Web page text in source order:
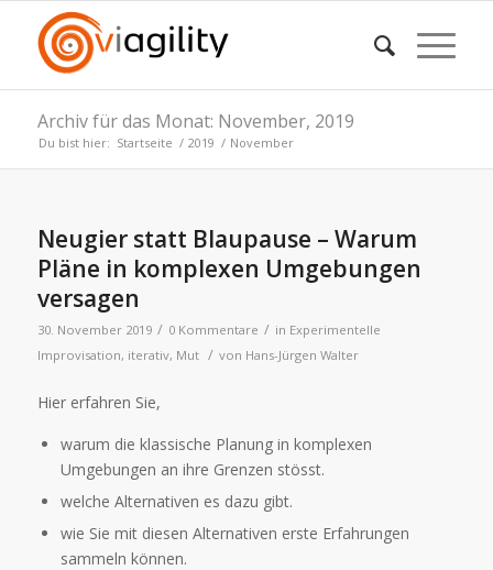
Archiv für das Monat: November, 2019
Du bist hier: Startseite / 2019 / November
Neugier statt Blaupause – Warum
Pläne in komplexen Umgebungen
versagen
30. November 2019 / 0 Kommentare / in Experimentelle
Improvisation, iterativ, Mut / von Hans-Jürgen Walter
Hier erfahren Sie,
warum die klassische Planung in komplexen
Umgebungen an ihre Grenzen stösst.
welche Alternativen es dazu gibt.
wie Sie mit diesen Alternativen erste Erfahrungen
sammeln können.